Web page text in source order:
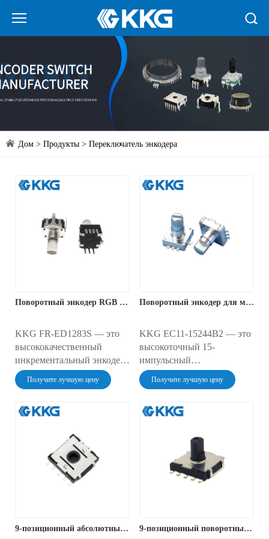
Дом > Продукты > Переключатель энкодера
Поворотный энкодер RGB с кнопочным переключателем
KKG FR-ED1283S — это
высококачественный
инкрементальный энкодер
с полной RGB-подсветкой
и встроенным кнопочным
поворотный энкодер для
положения и 12 импульсов
на оборот для точного
управления, а адресуемый
RGB-светодиод
приложения.
Получите лучшую цену
Поворотный энкодер для механических клавиатур
KKG EC11-15244B2 — это
высокоточный 15-
импульсный
инкрементальный
поворотный энкодер для
клавиатурами. Он имеет
вал со встроенной
кнопочной кнопкой. Этот
5-контактный компонент
для монтажа в отверстия
широком спектре
Получите лучшую цену
9-позиционный абсолютный поворотный энкодер-переключатель 9-позиционный поворотный переключатель SMD | TM-1901AS